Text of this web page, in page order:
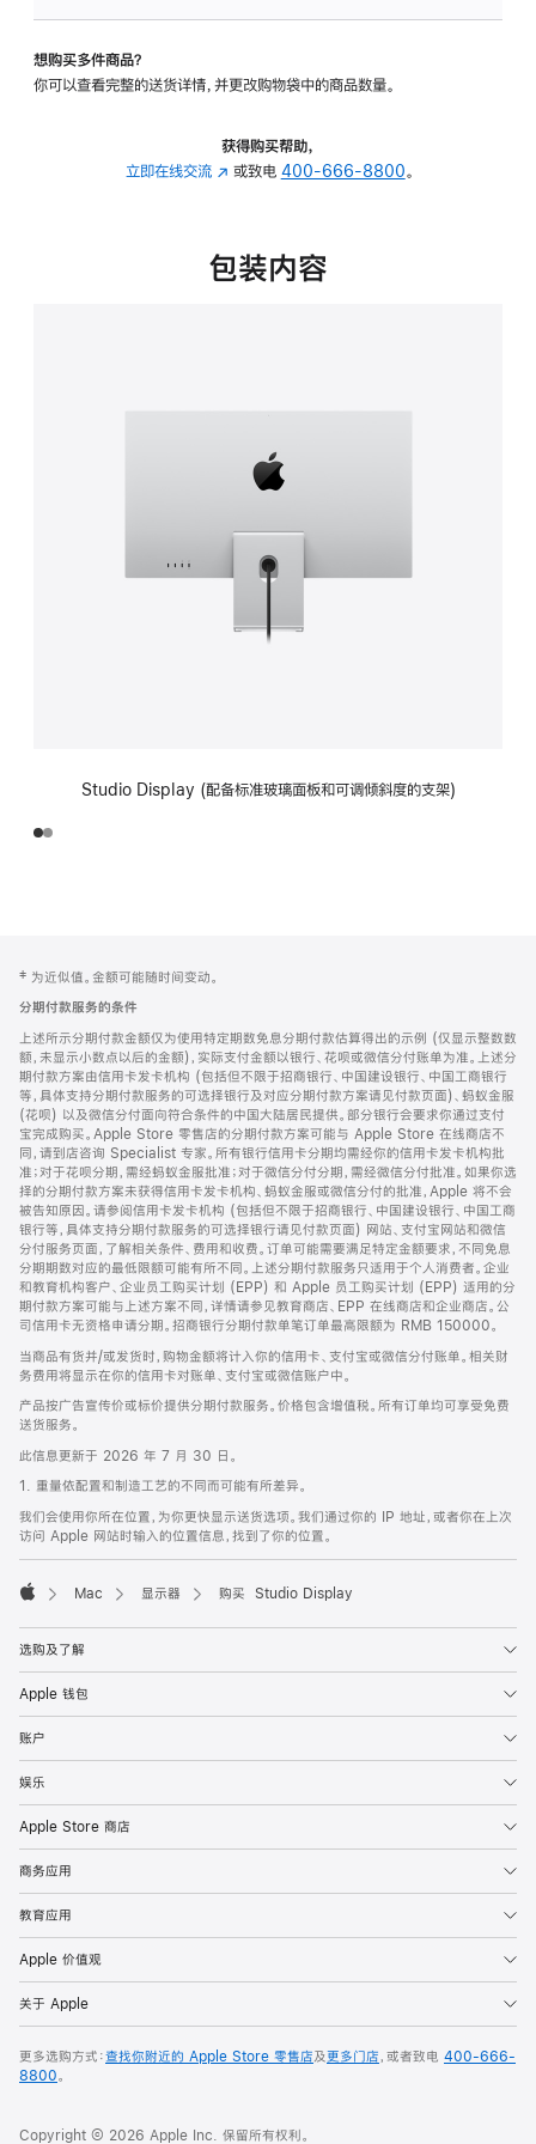
斜
支
想购买多件商品？
你可以查看完整的送货详情，并更改购物袋中的商品数量。
获得购买帮助，
立即在线交流 (在
中
或致电 400-666-8800。
包装内容
Studio Display (配备标准玻璃面板和可调倾斜度的支架)
页
页
脚
注
‡ 为近似值。金额可能随时间变动。
分期付款服务的条件
上述所示分期付款金额仅为使用特定期数免息分期付款估算得出的示例 (仅显示整数数
额，未显示小数点以后的金额)，实际支付金额以银行、花呗或微信分付账单为准。上述分
期付款方案由信用卡发卡机构 (包括但不限于招商银行、中国建设银行、中国工商银行
等，具体支持分期付款服务的可选择银行及对应分期付款方案请见付款页面)、蚂蚁金服
(花呗) 以及微信分付面向符合条件的中国大陆居民提供。部分银行会要求你通过支付
宝完成购买。Apple Store 零售店的分期付款方案可能与 Apple Store 在线商店不
同，请到店咨询 Specialist 专家。所有银行信用卡分期均需经你的信用卡发卡机构批
准；对于花呗分期，需经蚂蚁金服批准；对于微信分付分期，需经微信分付批准。如果你选
择的分期付款方案未获得信用卡发卡机构、蚂蚁金服或微信分付的批准，Apple 将不会
被告知原因。请参阅信用卡发卡机构 (包括但不限于招商银行、中国建设银行、中国工商
银行等，具体支持分期付款服务的可选择银行请见付款页面) 网站、支付宝网站和微信
分付服务页面，了解相关条件、费用和收费。订单可能需要满足特定金额要求，不同免息
分期期数对应的最低限额可能有所不同。上述分期付款服务只适用于个人消费者。企业
和教育机构客户、企业员工购买计划 (EPP) 和 Apple 员工购买计划 (EPP) 适用的分
期付款方案可能与上述方案不同，详情请参见教育商店、EPP 在线商店和企业商店。公
司信用卡无资格申请分期。招商银行分期付款单笔订单最高限额为 RMB 150000。
当商品有货并/或发货时，购物金额将计入你的信用卡、支付宝或微信分付账单。相关财
务费用将显示在你的信用卡对账单、支付宝或微信账户中。
产品按广告宣传价或标价提供分期付款服务。价格包含增值税。所有订单均可享受免费
送货服务。
此信息更新于 2026 年 7 月 30 日。
1. 重量依配置和制造工艺的不同而可能有所差异。
我们会使用你所在位置，为你更快显示送货选项。我们通过你的 IP 地址，或者你在上次
访问 Apple 网站时输入的位置信息，找到了你的位置。
Mac 显示器 购买 Studio Display
选购及了解
Apple 钱包
账户
娱乐
Apple Store 商店
商务应用
教育应用
Apple 价值观
关于 Apple
更多选购方式：查找你附近的 Apple Store 零售店及更多门店，或者致电 400-666-
8800。
Copyright © 2026 Apple Inc. 保留所有权利。